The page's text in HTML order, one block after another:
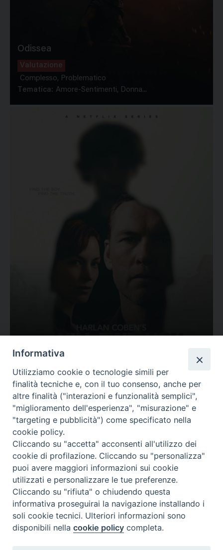
Odissea
Valutazione
Complesso, Problematico
Tematica: Amore-Sentimenti, Donna...
Valutazione
Complesso, Problematico
Tematica: Amore-Sentimenti, Carcere...
Contatti & Info
C.ne Aurelia, 50 – 00165 Roma
Contatti
Informativa
Utilizziamo cookie o tecnologie simili per
finalità tecniche e, con il tuo consenso, anche per
altre finalità ("interazioni e funzionalità semplici",
"miglioramento dell'esperienza", "misurazione" e
"targeting e pubblicità") come specificato nella
cookie policy.
Cliccando su "accetta" acconsenti all'utilizzo dei
cookie di profilazione. Cliccando su "personalizza"
puoi avere maggiori informazioni sui cookie
utilizzati e personalizzare le tue preferenze.
Cliccando su "rifiuta" o chiudendo questa
informativa proseguirai la navigazione installando i
soli cookie tecnici. Ulteriori informazioni sono
disponibili nellacookie policy completa.